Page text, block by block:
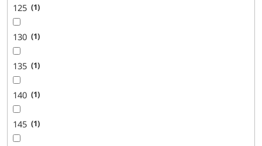
125 1
130 1
135 1
140 1
145 1